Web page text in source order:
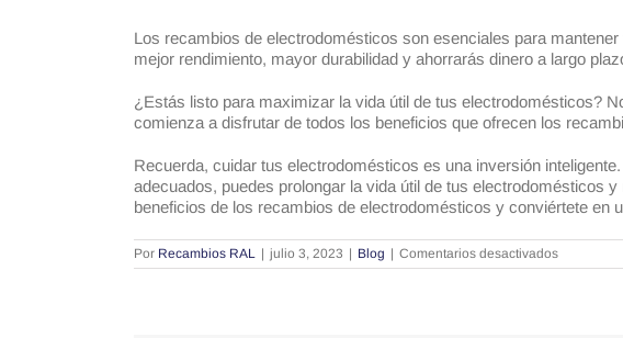
Los recambios de electrodomésticos son esenciales para
mejor rendimiento, mayor durabilidad y ahorrarás dinero a largo
¿Estás listo para maximizar la vida útil de tus electrodomésticos?
comienza a disfrutar de todos los beneficios que ofrecen los
Recuerda, cuidar tus electrodomésticos es una inversión
adecuados, puedes prolongar la vida útil de tus electrodomésticos
beneficios de los recambios de electrodomésticos y conviértete en
Por Recambios RAL | julio 3, 2023 | Blog | Comentarios desactivadosen